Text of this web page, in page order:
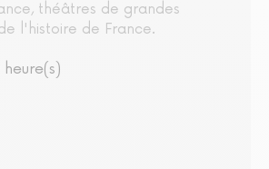
théâtres de grandes
l'histoire de France.
heure(s)